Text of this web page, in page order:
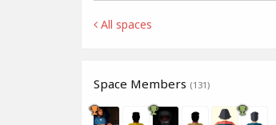
All spaces
Space Members (131)